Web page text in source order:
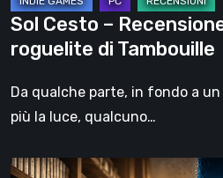
Tambouille
Sol Cesto –
roguelite di Tambouille
Da qualche parte, in fondo a
più la luce, qualcuno…
Il